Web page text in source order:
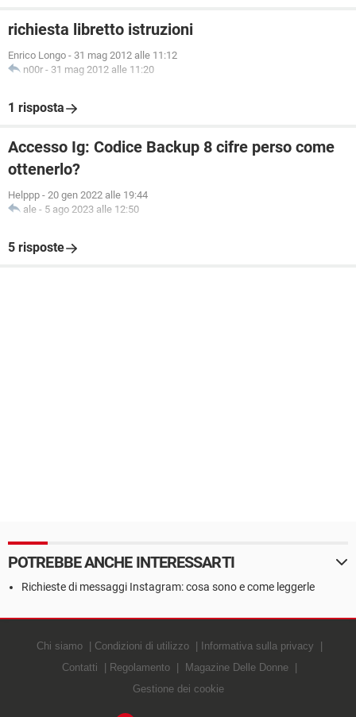
richiesta libretto istruzioni
Enrico Longo - 31 mag 2012 alle 11:12
n00r - 31 mag 2012 alle 11:20
1 risposta
Accesso Ig: Codice Backup 8 cifre perso come
ottenerlo?
Helppp - 20 gen 2022 alle 19:44
ale - 5 ago 2023 alle 12:50
5 risposte
POTREBBE ANCHE INTERESSARTI
Richieste di messaggi Instagram: cosa sono e come leggerle
Chi siamo Condizioni di utilizzo
Informativa sulla privacy
Contatti
Regolamento
Magazine Delle Donne
Gestione dei cookie